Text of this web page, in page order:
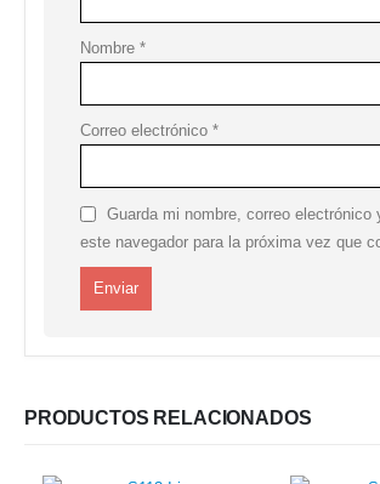
Nombre *
Correo electrónico *
Guarda mi nombre, correo electrónico
este navegador para la próxima vez que
PRODUCTOS RELACIONADOS